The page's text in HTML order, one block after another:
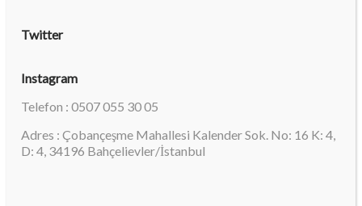
Twitter
Instagram
Telefon : 0507 055 30 05
Adres : Çobançeşme Mahallesi Kalender Sok. No: 16 K: 4,
D: 4, 34196 Bahçelievler/İstanbul